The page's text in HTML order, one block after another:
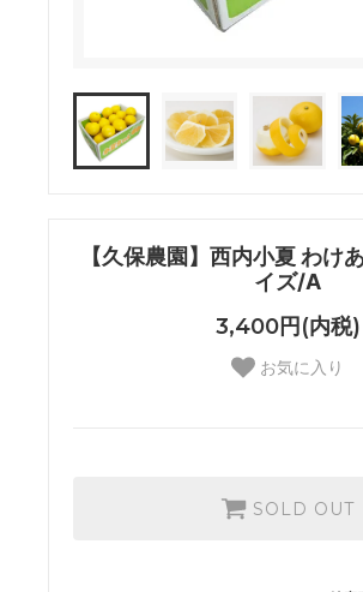
【久保農園】西内小夏 わけ
イズ/A
3,400円(内税)
お気に入り
SOLD OUT